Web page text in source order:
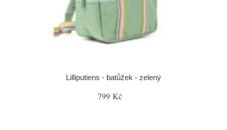
Lilliputiens - batůžek - zelený
799 Kč